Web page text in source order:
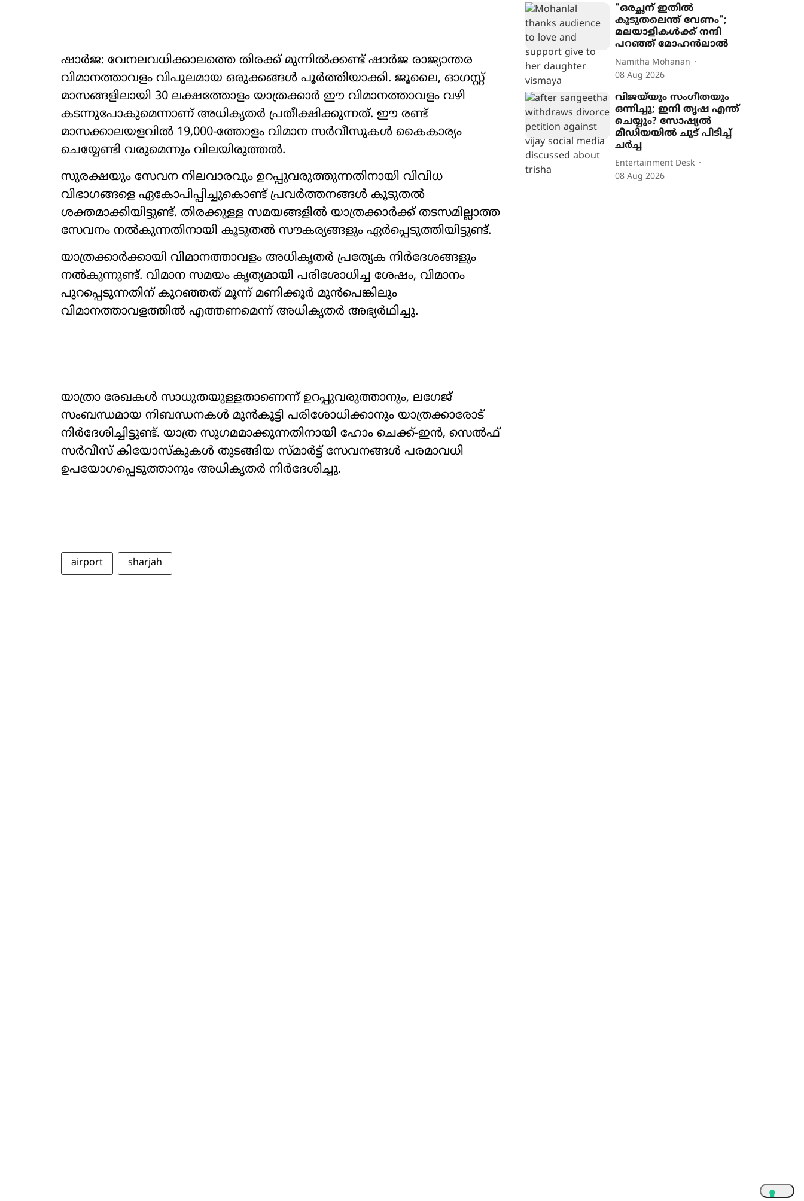
ഷാർജ: വേനലവധിക്കാലത്തെ തിരക്ക് മുന്നിൽക്കണ്ട് ഷാർജ രാജ്യാന്തര
വിമാനത്താവളം വിപുലമായ ഒരുക്കങ്ങൾ പൂർത്തിയാക്കി. ജൂലൈ, ഓഗസ്റ്റ്
മാസങ്ങളിലായി 30 ലക്ഷത്തോളം യാത്രക്കാർ ഈ വിമാനത്താവളം വഴി
കടന്നുപോകുമെന്നാണ് അധികൃതർ പ്രതീക്ഷിക്കുന്നത്. ഈ രണ്ട്
മാസക്കാലയളവിൽ 19,000-ത്തോളം വിമാന സർവീസുകൾ കൈകാര്യം
ചെയ്യേണ്ടി വരുമെന്നും വിലയിരുത്തൽ.
സുരക്ഷയും സേവന നിലവാരവും ഉറപ്പുവരുത്തുന്നതിനായി വിവിധ
വിഭാഗങ്ങളെ ഏകോപിപ്പിച്ചുകൊണ്ട് പ്രവർത്തനങ്ങൾ കൂടുതൽ
ശക്തമാക്കിയിട്ടുണ്ട്. തിരക്കുള്ള സമയങ്ങളിൽ യാത്രക്കാർക്ക് തടസമില്ലാത്ത
സേവനം നൽകുന്നതിനായി കൂടുതൽ സൗകര്യങ്ങളും ഏർപ്പെടുത്തിയിട്ടുണ്ട്.
യാത്രക്കാർക്കായി വിമാനത്താവളം അധികൃതർ പ്രത്യേക നിർദേശങ്ങളും
നൽകുന്നുണ്ട്. വിമാന സമയം കൃത്യമായി പരിശോധിച്ച ശേഷം, വിമാനം
പുറപ്പെടുന്നതിന് കുറഞ്ഞത് മൂന്ന് മണിക്കൂർ മുൻപെങ്കിലും
വിമാനത്താവളത്തിൽ എത്തണമെന്ന് അധികൃതർ അഭ്യർഥിച്ചു.
യാത്രാ രേഖകൾ സാധുതയുള്ളതാണെന്ന് ഉറപ്പുവരുത്താനും, ലഗേജ്
സംബന്ധമായ നിബന്ധനകൾ മുൻകൂട്ടി പരിശോധിക്കാനും യാത്രക്കാരോട്
നിർദേശിച്ചിട്ടുണ്ട്. യാത്ര സുഗമമാക്കുന്നതിനായി ഹോം ചെക്ക്-ഇൻ, സെൽഫ്
സർവീസ് കിയോസ്കുകൾ തുടങ്ങിയ സ്മാർട്ട് സേവനങ്ങൾ പരമാവധി
ഉപയോഗപ്പെടുത്താനും അധികൃതർ നിർദേശിച്ചു.
airport sharjah
"ഒരച്ഛന് ഇതില്‍
കൂടുതലെന്ത് വേണം";
മലയാളികൾക്ക് നന്ദി
പറഞ്ഞ് മോഹന്‍ലാല്‍
Namitha Mohanan
08 Aug 2026
വിജയ്‌യും സംഗീതയും
ഒന്നിച്ചു; ഇനി തൃഷ എന്ത്
ചെയ്യും? സോഷ്യൽ
മീഡിയയിൽ ചൂട് പിടിച്ച്
ചർച്ച
Entertainment Desk
08 Aug 2026